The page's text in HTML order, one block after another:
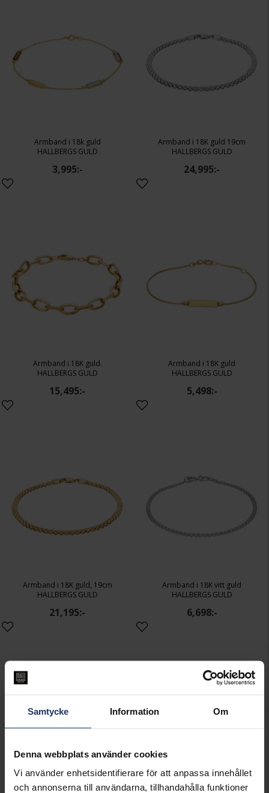
Samtycke Information Om
Denna webbplats använder cookies
Vi använder enhetsidentifierare för att anpassa innehållet
och annonserna till användarna, tillhandahålla funktioner
Armband i 18k guld
HALLBERGS GULD
3,995:-
Armband i 18K guld 19cm
HALLBERGS GULD
24,995:-
Armband i 18K guld.
HALLBERGS GULD
15,495:-
Armband i 18K guld
HALLBERGS GULD
5,498:-
Armband i 18K guld, 19cm
HALLBERGS GULD
21,195:-
Armband i 18K vitt guld
HALLBERGS GULD
6,698:-